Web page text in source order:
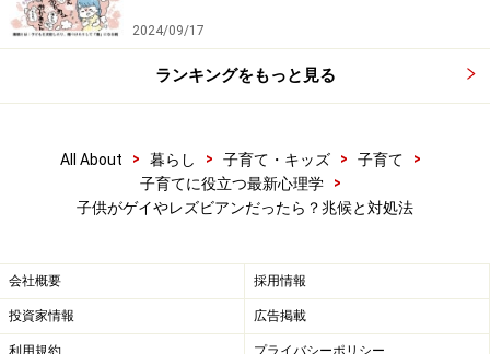
2024/09/17
ランキングをもっと見る
All About > 暮らし > 子育て・キッズ > 子育て
>
子育てに役立つ最新心理学
>
子供がゲイやレズビアンだったら？兆候と対処法
会社概要 採用情報
投資家情報 広告掲載
利用規約 プライバシーポリシー